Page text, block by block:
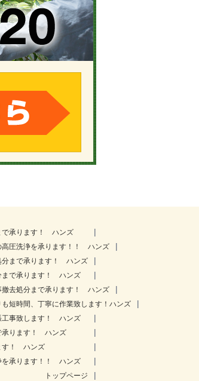
で承ります！ ハンズ
高圧洗浄を承ります！！ ハンズ
分まで承ります！ ハンズ
まで承ります！ ハンズ
撤去処分まで承ります！ ハンズ
短時間、丁寧に作業致します！ハンズ
工事致します！ ハンズ
で承ります！ ハンズ
承ります！ ハンズ
を承ります！！ ハンズ
トップページ